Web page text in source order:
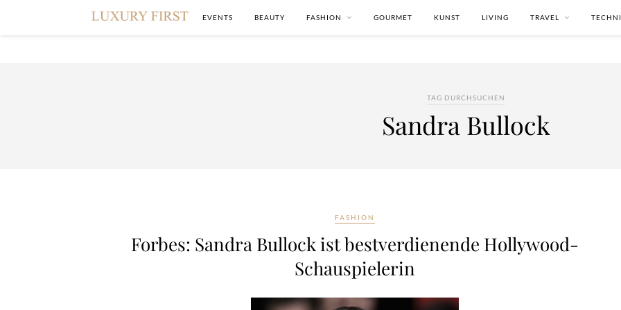
EVENTS BEAUTY FASHION GOURMET KUNST LIVING TRAVEL
TAG DURCHSUCHEN
Sandra Bullock
FASHION
Forbes: Sandra Bullock ist bestverdienende Hollywood-
Schauspielerin